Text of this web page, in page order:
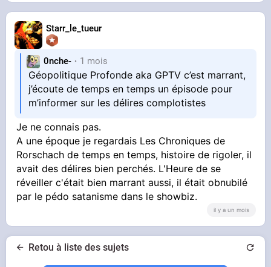
Starr_le_tueur
0nche- 1 mois
Géopolitique Profonde aka GPTV c’est marrant,
j’écoute de temps en temps un épisode pour
m’informer sur les délires complotistes
Je ne connais pas.
A une époque je regardais Les Chroniques de
Rorschach de temps en temps, histoire de rigoler, il
avait des délires bien perchés. L'Heure de se
réveiller c'était bien marrant aussi, il était obnubilé
par le pédo satanisme dans le showbiz.
il y a un mois
Retou à liste des sujets